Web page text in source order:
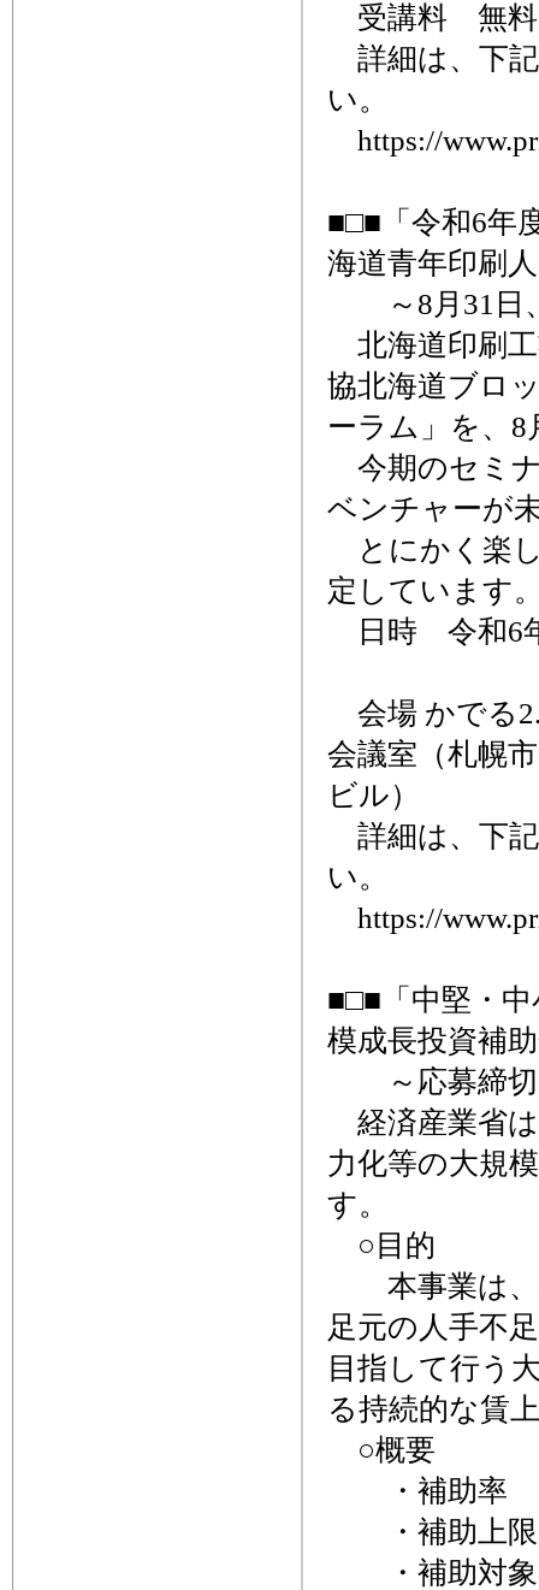
受講料 無料
詳細は、下
い。
https://
■□■「令和6年
海道青年印刷
～8月31日
北海道印刷工
協北海道ブロ
ーラム」を、8
今期のセミ
ベンチャーが
とにかく楽
定しています
日時 令和6
会場 かでる
会議室（札幌
ビル）
詳細は、下
い。
https://
■□■「中堅・
模成長投資補
～応募締切
経済産業省
力化等の大規
す。
○目的
本事業は、
足元の人手不
目指して行う
る持続的な賃
○概要
・補助率
・補助上
・補助対象